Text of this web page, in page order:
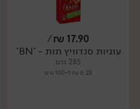
יח׳
17.90
₪
/
עוגיות סנדוויץ תות - 'BN'
285 גרם
6.28 ₪ ל-100 גרם